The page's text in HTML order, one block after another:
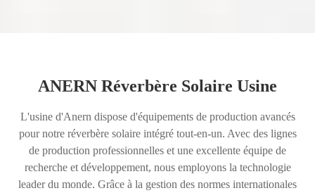
ANERN Réverbère Solaire Usine
L'usine d'Anern dispose d'équipements de production avancés
pour notre réverbère solaire intégré tout-en-un. Avec des lignes
de production professionnelles et une excellente équipe de
recherche et développement, nous employons la technologie
leader du monde. Grâce à la gestion des normes internationales